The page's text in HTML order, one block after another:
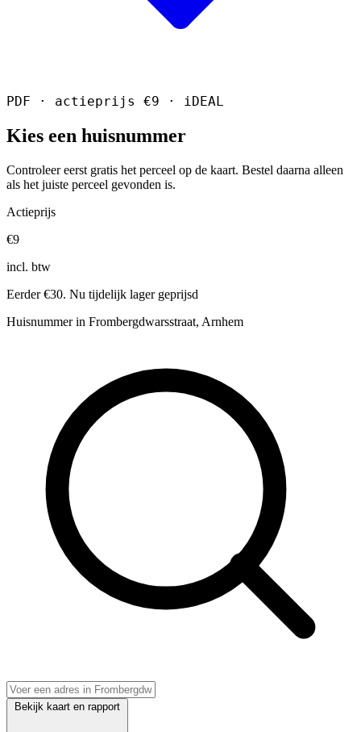
PDF · actieprijs €9 · iDEAL
Kies een huisnummer
Controleer eerst gratis het perceel op de kaart. Bestel daarna alleen
als het juiste perceel gevonden is.
Actieprijs
€9
incl. btw
Eerder €30. Nu tijdelijk lager geprijsd
Huisnummer in Frombergdwarsstraat, Arnhem
Bekijk kaart en rapport